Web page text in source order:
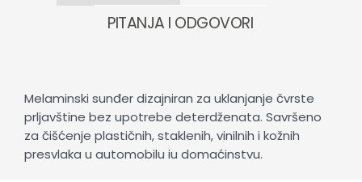
PITANJA I ODGOVORI
Melaminski sunđer dizajniran za uklanjanje čvrste
prljavštine bez upotrebe deterdženata. Savršeno
za čišćenje plastičnih, staklenih, vinilnih i kožnih
presvlaka u automobilu iu domaćinstvu.